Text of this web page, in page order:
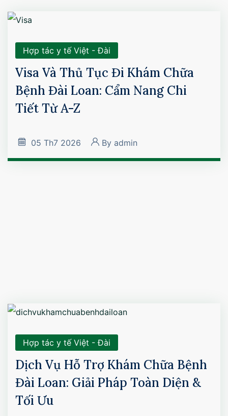
Hợp tác y tế Việt - Đài
Visa Và Thủ Tục Đi Khám Chữa
Bệnh Đài Loan: Cẩm Nang Chi
Tiết Từ A-Z
05 Th7 2026 By admin
Hợp tác y tế Việt - Đài
Dịch Vụ Hỗ Trợ Khám Chữa Bệnh
Đài Loan: Giải Pháp Toàn Diện &
Tối Ưu